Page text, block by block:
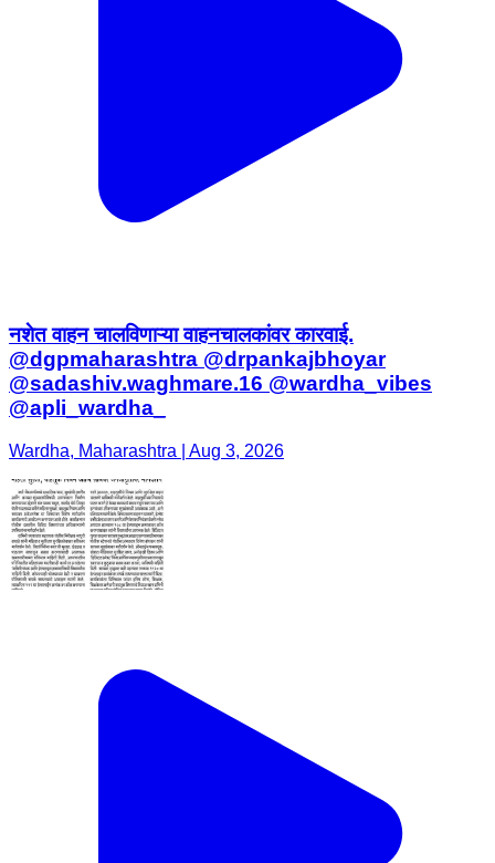
नशेत वाहन चालविणाऱ्या वाहनचालकांवर कारवाई.
@dgpmaharashtra @drpankajbhoyar
@sadashiv.waghmare.16 @wardha_vibes
@apli_wardha_
Wardha, Maharashtra | Aug 3, 2026